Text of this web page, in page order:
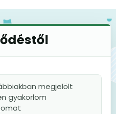
megjelölt
gyakorlom